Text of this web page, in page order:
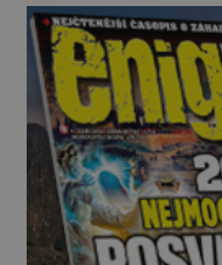
kromě syrových bobů. Příběh se rychle
jednou z
po téměř devíti